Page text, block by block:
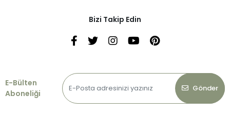
Bizi Takip Edin
E-Bülten
Aboneliği
Gönder